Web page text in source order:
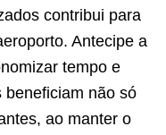
contribui para
Antecipe a
tempo e
beneficiam não só
ao manter o